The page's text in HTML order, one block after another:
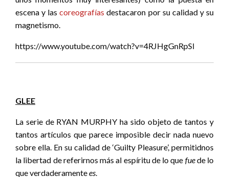
escena y lascoreografías destacaron por su calidad y su
magnetismo.
https://www.youtube.com/watch?v=4RJHgGnRpSI
GLEE
La serie de RYAN MURPHY ha sido objeto de tantos y
tantos artículos que parece imposible decir nada nuevo
sobre ella. En su calidad de ‘Guilty Pleasure’, permitidnos
la libertad de referirnos más al espíritu de lo que fuede lo
que verdaderamentees.